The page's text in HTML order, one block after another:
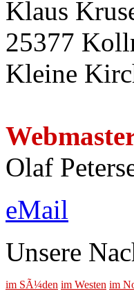
Klaus
25377
Kleine
Olaf
eMail
Unsere
im SÃ¼den im Westen im